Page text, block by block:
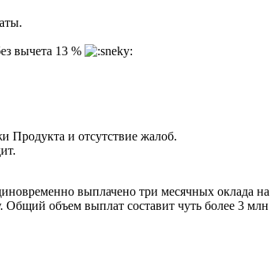
вычета 13 %
Продукта и отсутствие жалоб.
выплачено три месячных
Общий объем выплат составит чуть более 3 млн